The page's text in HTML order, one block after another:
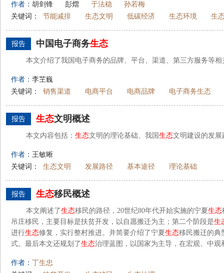
作者： 胡剑锋 彭熠 于法稳
孙若梅
关键词：
节能减排 生态文明 低碳经济 生态环境 生
报告 中国电子商务生态
本文介绍了我国电子商务的品牌、平台、渠道、第三方服务等相
作者： 李芏巍
关键词：
销售渠道 电商平台 电商品牌 电子商务生态
报告 生态文明概述
本文内容包括： 生态文明的理论基础、我国 生态文明建设的发展
作者： 王敏晰
关键词：
生态文明 发展路径 基本途径 理论基础
报告 生态移民概述
本文阐述了生态移民的路径，20世纪80年代开始实施的宁夏生态
吊庄移民，主要目标是扶贫开发，以自愿搬迁为主；第二个阶段是生
进行生态修复，实行整村推进。并简要介绍了宁夏生态移民搬迁的典
式。最后本文还规划了生态治理蓝图，以国家为主导，在宏观、中观
作者： 丁生忠